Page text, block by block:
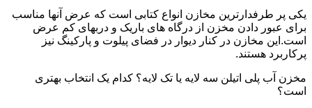
یکی پر طرفدارترین مخازن انواع کتابی است که عرض آنها مناسب
برای عبور دادن مخزن از درگاه های باریک و دربهای کم عرض
است.این مخازن در کنار دیوار در فضای پیلوت و پارکینگ نیز
پرکاربرد هستند.
مخزن آب پلی اتیلن سه لایه یا تک لایه؟ کدام یک انتخاب بهتری
است؟